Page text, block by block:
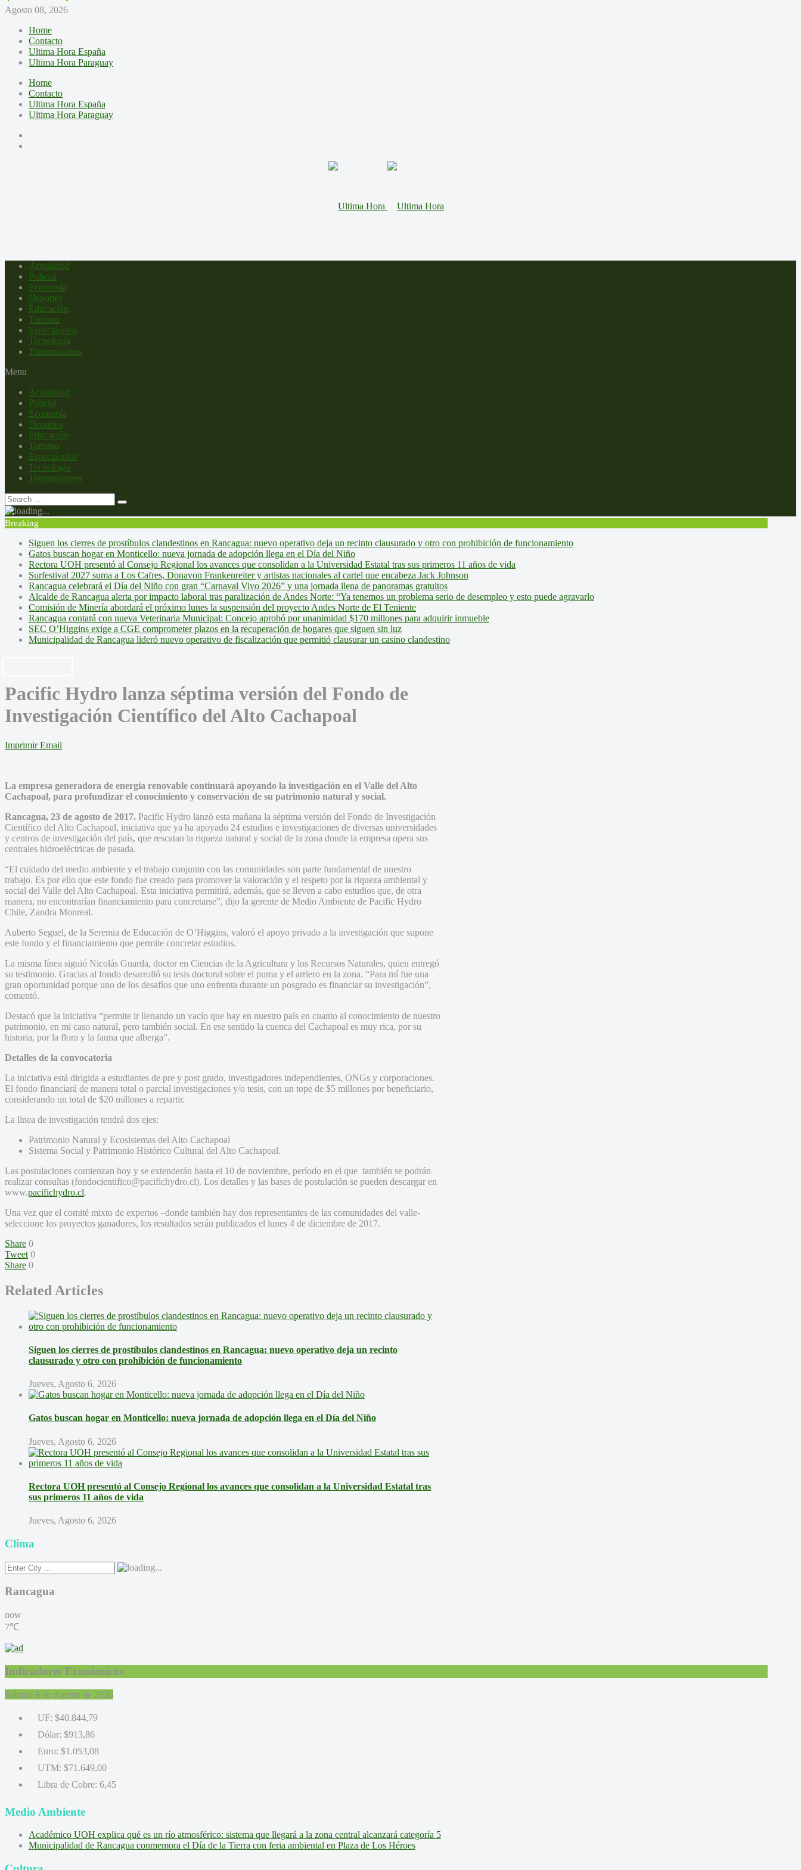
Agosto 08, 2026
Home
Contacto
Ultima Hora España
Ultima Hora Paraguay
Home
Contacto
Ultima Hora España
Ultima Hora Paraguay
Actualidad
Policial
Economía
Deportes
Educación
Turismo
Espectáculos
Tecnología
Transmisiones
Menu
Actualidad
Policial
Economía
Deportes
Educación
Turismo
Espectáculos
Tecnología
Transmisiones
Breaking
Siguen los cierres de prostíbulos clandestinos en Rancagua: nuevo operativo deja un recinto clausurado y otro con prohibición de funcionamiento
Gatos buscan hogar en Monticello: nueva jornada de adopción llega en el Día del Niño
Rectora UOH presentó al Consejo Regional los avances que consolidan a la Universidad Estatal tras sus primeros 11 años de vida
Surfestival 2027 suma a Los Cafres, Donavon Frankenreiter y artistas nacionales al cartel que encabeza Jack Johnson
Rancagua celebrará el Día del Niño con gran “Carnaval Vivo 2026” y una jornada llena de panoramas gratuitos
Alcalde de Rancagua alerta por impacto laboral tras paralización de Andes Norte: “Ya tenemos un problema serio de desempleo y esto puede agravarlo
Comisión de Minería abordará el próximo lunes la suspensión del proyecto Andes Norte de El Teniente
Rancagua contará con nueva Veterinaria Municipal: Concejo aprobó por unanimidad $170 millones para adquirir inmueble
SEC O’Higgins exige a CGE comprometer plazos en la recuperación de hogares que siguen sin luz
Municipalidad de Rancagua lideró nuevo operativo de fiscalización que permitió clausurar un casino clandestino
Pacific Hydro lanza séptima versión del Fondo de
Investigación Científico del Alto Cachapoal
Imprimir Email
La empresa generadora de energía renovable continuará apoyando la investigación en el Valle del Alto
Cachapoal, para profundizar el conocimiento y conservación de su patrimonio natural y social.
Rancagua, 23 de agosto de 2017. Pacific Hydro lanzó esta mañana la séptima versión del Fondo de Investigación
Científico del Alto Cachapoal, iniciativa que ya ha apoyado 24 estudios e investigaciones de diversas universidades
y centros de investigación del país, que rescatan la riqueza natural y social de la zona donde la empresa opera sus
centrales hidroeléctricas de pasada.
“El cuidado del medio ambiente y el trabajo conjunto con las comunidades son parte fundamental de nuestro
trabajo. Es por ello que este fondo fue creado para promover la valoración y el respeto por la riqueza ambiental y
social del Valle del Alto Cachapoal. Esta iniciativa permitirá, además, que se lleven a cabo estudios que, de otra
manera, no encontrarían financiamiento para concretarse”, dijo la gerente de Medio Ambiente de Pacific Hydro
Chile, Zandra Monreal.
Auberto Seguel, de la Seremia de Educación de O’Higgins, valoró el apoyo privado a la investigación que supone
este fondo y el financiamiento que permite concretar estudios.
La misma línea siguió Nicolás Guarda, doctor en Ciencias de la Agricultura y los Recursos Naturales, quien entregó
su testimonio. Gracias al fondo desarrolló su tesis doctoral sobre el puma y el arriero en la zona. “Para mí fue una
gran oportunidad porque uno de los desafíos que uno enfrenta durante un posgrado es financiar su investigación”,
comentó.
Destacó que la iniciativa “permite ir llenando un vacío que hay en nuestro país en cuanto al conocimiento de nuestro
patrimonio, en mi caso natural, pero también social. En ese sentido la cuenca del Cachapoal es muy rica, por su
historia, por la flora y la fauna que alberga”.
Detalles de la convocatoria
La iniciativa está dirigida a estudiantes de pre y post grado, investigadores independientes, ONGs y corporaciones.
El fondo financiará de manera total o parcial investigaciones y/o tesis, con un tope de $5 millones por beneficiario,
considerando un total de $20 millones a repartir.
La línea de investigación tendrá dos ejes:
Patrimonio Natural y Ecosistemas del Alto Cachapoal
Sistema Social y Patrimonio Histórico Cultural del Alto Cachapoal.
Las postulaciones comienzan hoy y se extenderán hasta el 10 de noviembre, período en el que también se podrán
realizar consultas (fondocientifico@pacifichydro.cl). Los detalles y las bases de postulación se pueden descargar en
www.pacifichydro.cl.
Una vez que el comité mixto de expertos –donde también hay dos representantes de las comunidades del valle-
seleccione los proyectos ganadores, los resultados serán publicados el lunes 4 de diciembre de 2017.
Share 0
Tweet 0
Share 0
Related Articles
Siguen los cierres de prostíbulos clandestinos en Rancagua: nuevo operativo deja un recinto
clausurado y otro con prohibición de funcionamiento
Jueves, Agosto 6, 2026
Gatos buscan hogar en Monticello: nueva jornada de adopción llega en el Día del Niño
Jueves, Agosto 6, 2026
Rectora UOH presentó al Consejo Regional los avances que consolidan a la Universidad Estatal tras
sus primeros 11 años de vida
Jueves, Agosto 6, 2026
Clima
Rancagua
now
7℃
Indicadores Económicos
Sábado 8 de Agosto de 2026
UF: $40.844,79
Dólar: $913,86
Euro: $1.053,08
UTM: $71.649,00
Libra de Cobre: 6,45
Medio Ambiente
Académico UOH explica qué es un río atmosférico: sistema que llegará a la zona central alcanzará categoría 5
Municipalidad de Rancagua conmemora el Día de la Tierra con feria ambiental en Plaza de Los Héroes